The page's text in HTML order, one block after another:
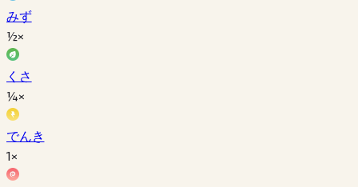
みず
½×
くさ
¼×
でんき
1×